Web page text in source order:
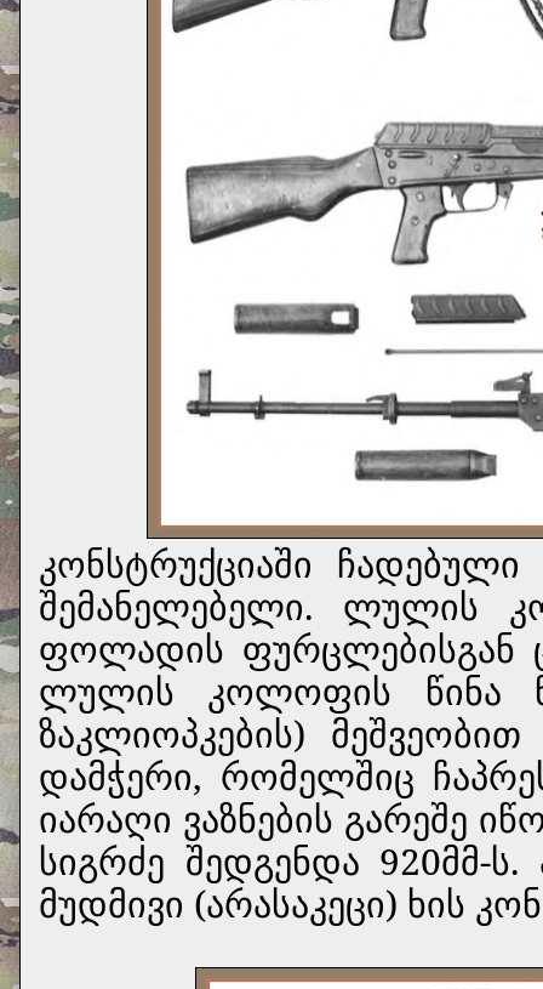
კონსტრუქციაში
შემანელებელი. ლულის
ფოლადის ფურცლებისგან
ლულის კოლოფის წინა
ზაკლიოპკების)
დამჭერი, რომელშიც
იარაღი ვაზნების გარეშე
სიგრძე შედგენდა 920მმ-ს.
მუდმივი (არასაკეცი) ხის